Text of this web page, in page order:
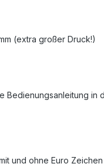
(extra großer Druck!)
Bedienungsanleitung in
und ohne Euro